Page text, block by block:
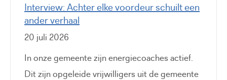
Interview: Achter elke voordeur schuilt een
ander verhaal
20 juli 2026
In onze gemeente zijn energiecoaches actief.
Dit zijn opgeleide vrijwilligers uit de gemeente